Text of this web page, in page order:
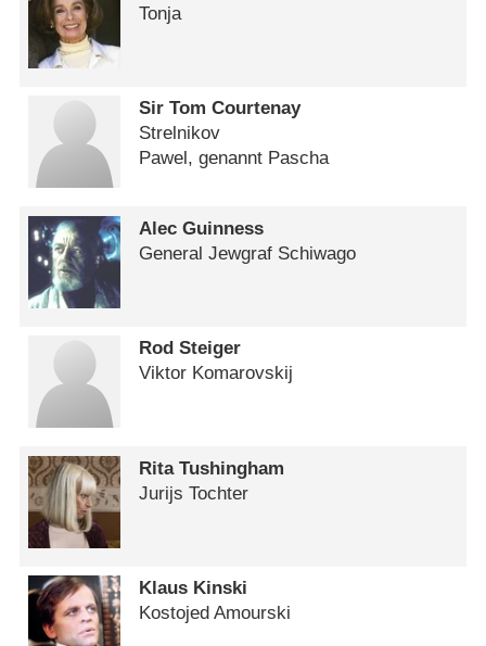
Tonja
Sir Tom Courtenay
Strelnikov
Pawel, genannt Pascha
Alec Guinness
General Jewgraf Schiwago
Rod Steiger
Viktor Komarovskij
Rita Tushingham
Jurijs Tochter
Klaus Kinski
Kostojed Amourski